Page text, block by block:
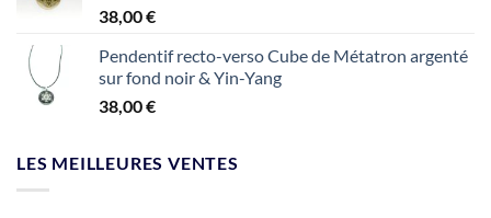
38,00€
Pendentif recto-verso Cube de Métatron argenté
sur fond noir & Yin-Yang
38,00€
LES MEILLEURES VENTES